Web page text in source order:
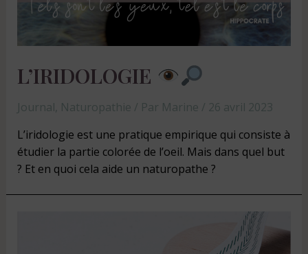
L’IRIDOLOGIE
Journal Naturopathie / Par Marine / 26 avril 2023
L’iridologie est une pratique empirique qui consiste à
étudier la partie colorée de l’oeil. Mais dans quel but
? Et en quoi cela aide un naturopathe ?